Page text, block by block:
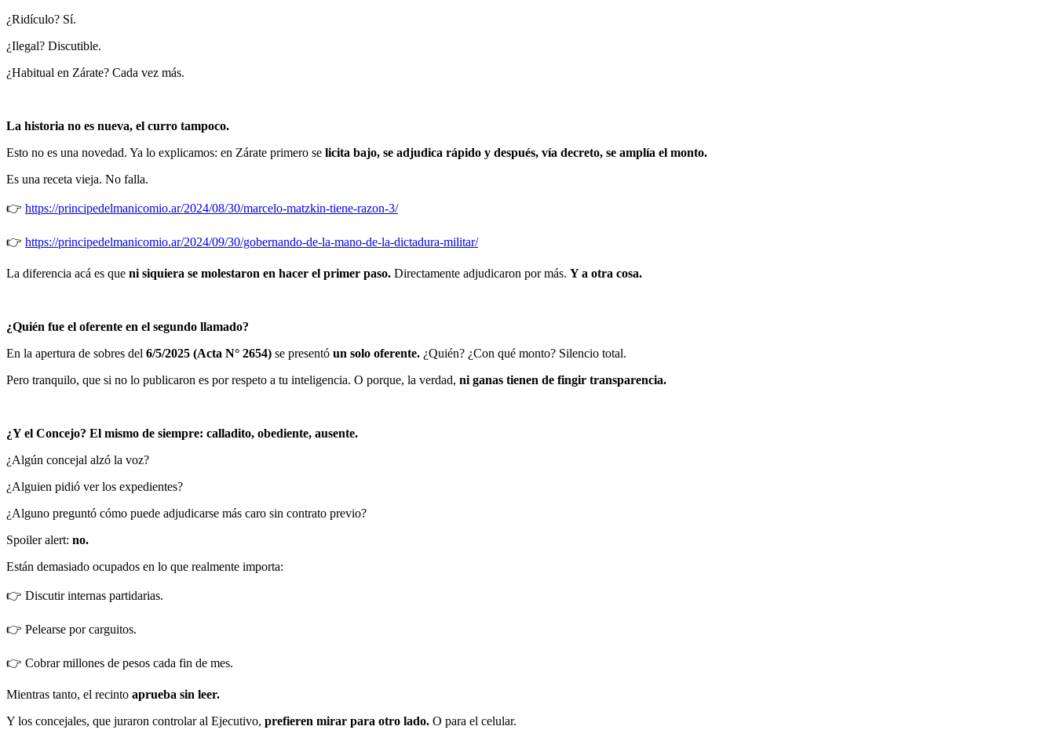
¿Ridículo? Sí.
¿Ilegal? Discutible.
¿Habitual en Zárate? Cada vez más.
La historia no es nueva, el curro tampoco.
Esto no es una novedad. Ya lo explicamos: en Zárate primero se licita bajo, se adjudica rápido y después, vía decreto, se amplía el monto.
Es una receta vieja. No falla.
👉 https://principedelmanicomio.ar/2024/08/30/marcelo-matzkin-tiene-razon-3/
👉 https://principedelmanicomio.ar/2024/09/30/gobernando-de-la-mano-de-la-dictadura-militar/
La diferencia acá es que ni siquiera se molestaron en hacer el primer paso. Directamente adjudicaron por más. Y a otra cosa.
¿Quién fue el oferente en el segundo llamado?
En la apertura de sobres del 6/5/2025 (Acta N° 2654) se presentó un solo oferente. ¿Quién? ¿Con qué monto? Silencio total.
Pero tranquilo, que si no lo publicaron es por respeto a tu inteligencia. O porque, la verdad, ni ganas tienen de fingir transparencia.
¿Y el Concejo? El mismo de siempre: calladito, obediente, ausente.
¿Algún concejal alzó la voz?
¿Alguien pidió ver los expedientes?
¿Alguno preguntó cómo puede adjudicarse más caro sin contrato previo?
Spoiler alert: no.
Están demasiado ocupados en lo que realmente importa:
👉 Discutir internas partidarias.
👉 Pelearse por carguitos.
👉 Cobrar millones de pesos cada fin de mes.
Mientras tanto, el recinto aprueba sin leer.
Y los concejales, que juraron controlar al Ejecutivo, prefieren mirar para otro lado. O para el celular.